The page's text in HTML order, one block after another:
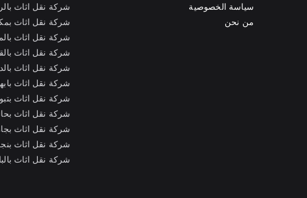
سياسة الخصوصية
من نحن
شركة نقل اثاث
شركة نقل اثاث
شركة نقل اثاث
شركة نقل اثاث
شركة نقل اثاث
شركة نقل اثاث
شركة نقل اثاث
شركة نقل اثاث
شركة نقل اثاث
شركة نقل اثاث
شركة نقل اثاث